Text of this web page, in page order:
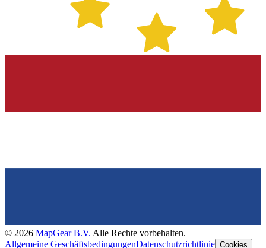
© 2026 MapGear B.V. Alle Rechte vorbehalten.
Allgemeine GeschäftsbedingungenDatenschutzrichtlinie Cookies